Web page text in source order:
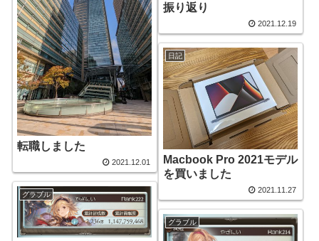
振り返り
2021.12.19
転職しました
2021.12.01
日記
Macbook Pro 2021モデル
を買いました
2021.11.27
グラブル
グラブル